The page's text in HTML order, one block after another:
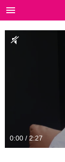
0:00 / 2:27